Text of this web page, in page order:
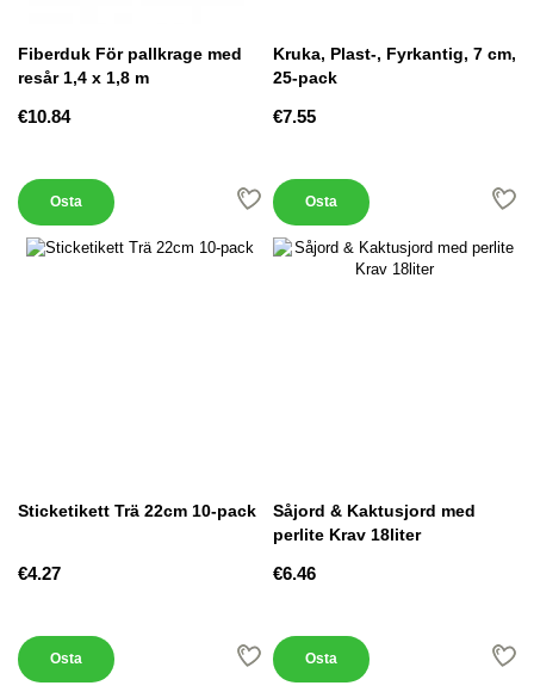
Fiberduk För pallkrage med
resår 1,4 x 1,8 m
€10.84
Osta
Kruka, Plast-, Fyrkantig, 7 cm,
25-pack
€7.55
Osta
Sticketikett Trä 22cm 10-pack
€4.27
Osta
Såjord & Kaktusjord med
perlite Krav 18liter
€6.46
Osta